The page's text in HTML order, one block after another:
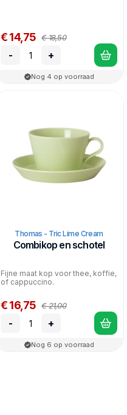
€ 14,75 € 18,50
- +
Nog 4 op voorraad
Thomas - Tric Lime Cream
Combikop en schotel
Fijne maat kop voor thee, koffie,
of cappuccino.
€ 16,75 € 21,00
- +
Nog 6 op voorraad